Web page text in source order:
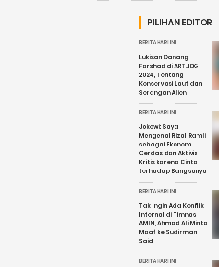
PILIHAN EDITOR
BERITA HARI INI
Lukisan Danang
Farshad di ARTJOG
2024, Tentang
Konservasi Laut dan
Serangan Alien
BERITA HARI INI
Jokowi: Saya
Mengenal Rizal Ramli
sebagai Ekonom
Cerdas dan Aktivis
Kritis karena Cinta
terhadap Bangsanya
BERITA HARI INI
Tak Ingin Ada Konflik
Internal di Timnas
AMIN, Ahmad Ali Minta
Maaf ke Sudirman
Said
BERITA HARI INI